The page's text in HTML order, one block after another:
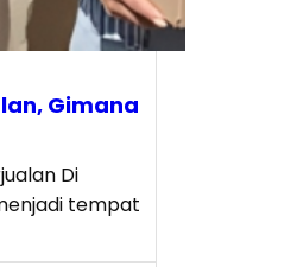
Gimana
Di
tempat